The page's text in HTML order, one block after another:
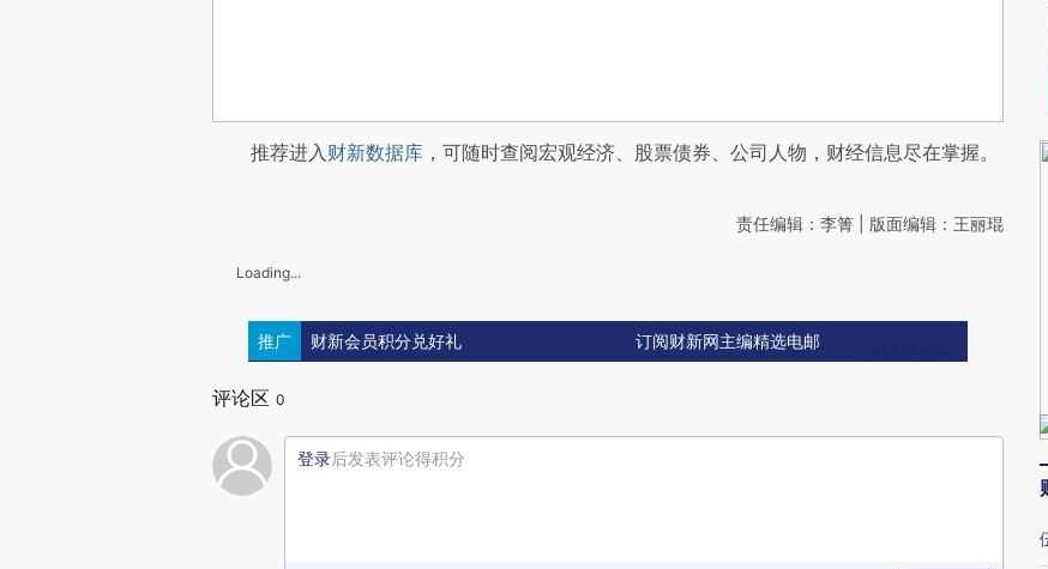
推荐进入财新数据库 ，可随时查阅宏观经济、股票债券、公司人物，财经信息尽在掌握。
责任编辑：李箐 | 版面编辑：王丽琨
Loading...
推广 财新会员积分兑好礼 订阅财新网主编精选电邮
评论区 0
登录后发表评论得积分